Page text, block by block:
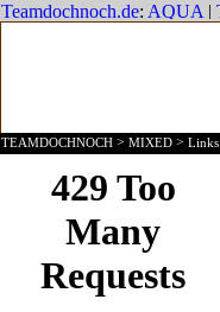
TEAMDOCHNOCH > MIXED > Links